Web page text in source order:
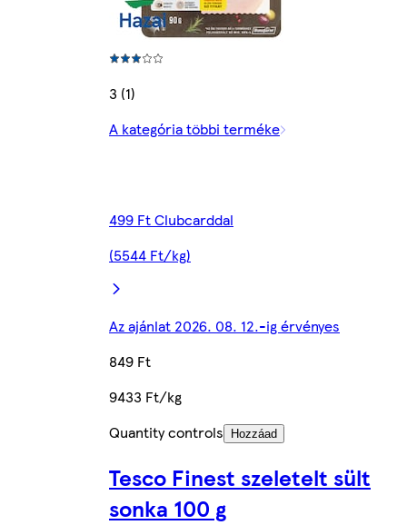
3 (1)
A kategória többi terméke
499 Ft Clubcarddal
(5544 Ft/kg)
Az ajánlat 2026. 08. 12.-ig érvényes
849 Ft
9433 Ft/kg
Quantity controls
Hozzáad
Tesco Finest szeletelt sült
sonka 100 g